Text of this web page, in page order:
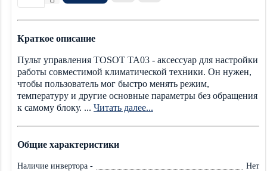
Краткое описание
Пульт управления TOSOT TA03 - аксессуар для настройки
работы совместимой климатической техники. Он нужен,
чтобы пользователь мог быстро менять режим,
температуру и другие основные параметры без обращения
к самому блоку. ... Читать далее...
Общие характеристики
Наличие инвертора -
Нет